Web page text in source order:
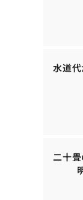
水道
二十